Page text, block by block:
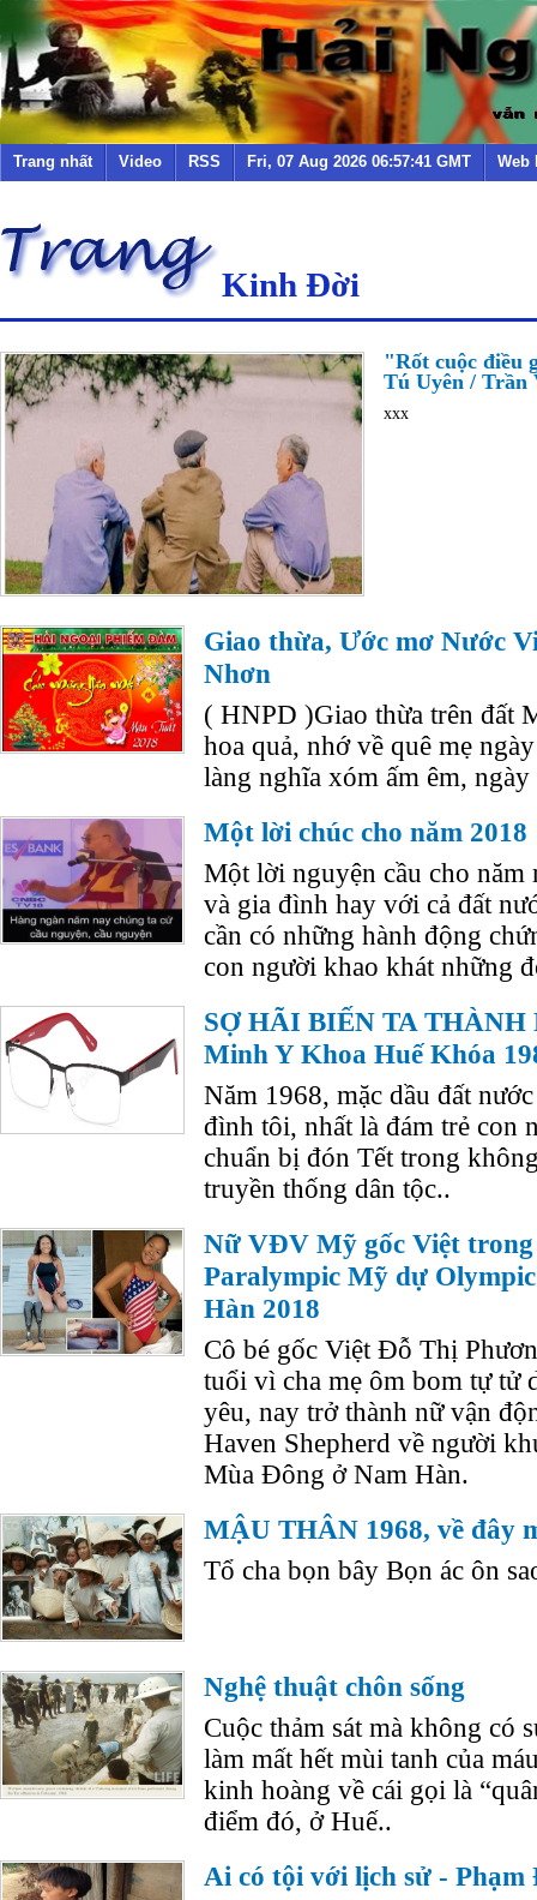
Trang nhất Video RSS Fri, 07 Aug 2026 06:57:41 GMT Web
Kinh Đời
"Rốt cuộc điều
Tú Uyên / Trần
xxx
Giao thừa, Ước mơ Nước
Nhơn
( HNPD )Giao thừa trên đất
hoa quả, nhớ về quê mẹ
làng nghĩa xóm ấm êm,
Một lời chúc cho năm 2018
Một lời nguyện cầu cho
và gia đình hay với cả đất
cần có những hành động
con người khao khát những
SỢ HÃI BIẾN TA THÀNH
Minh Y Khoa Huế Khóa
Năm 1968, mặc dầu đất
đình tôi, nhất là đám trẻ con
chuẩn bị đón Tết trong
truyền thống dân tộc..
Nữ VĐV Mỹ gốc Việt trong
Paralympic Mỹ dự
Hàn 2018
Cô bé gốc Việt Đỗ Thị
tuổi vì cha mẹ ôm bom tự tử
yêu, nay trở thành nữ vận
Haven Shepherd về người
Mùa Đông ở Nam Hàn.
MẬU THÂN 1968, về đây
Tổ cha bọn bây Bọn ác ôn
Nghệ thuật chôn sống
Cuộc thảm sát mà không có
làm mất hết mùi tanh của
kinh hoàng về cái gọi là
điểm đó, ở Huế..
Ai có tội với lịch sử -